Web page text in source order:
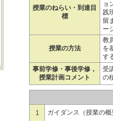
授業のねらい・到達目
標
ョ
践
留
ー
授業の方法
教
を
す
事前学修・事後学修，
授業計画コメント
受
の
1 ガイダンス（授業の